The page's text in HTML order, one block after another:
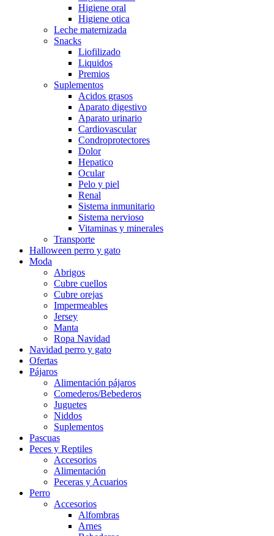
Higiene oral
Higiene otica
Leche maternizada
Snacks
Liofilizado
Liquidos
Premios
Suplementos
Acidos grasos
Aparato digestivo
Aparato urinario
Cardiovascular
Condroprotectores
Dolor
Hepatico
Ocular
Pelo y piel
Renal
Sistema inmunitario
Sistema nervioso
Vitaminas y minerales
Transporte
Halloween perro y gato
Moda
Abrigos
Cubre cuellos
Cubre orejas
Impermeables
Jersey
Manta
Ropa Navidad
Navidad perro y gato
Ofertas
Pájaros
Alimentación pájaros
Comederos/Bebederos
Juguetes
Niddos
Suplementos
Pascuas
Peces y Reptiles
Accesorios
Alimentación
Peceras y Acuarios
Perro
Accesorios
Alfombras
Arnes